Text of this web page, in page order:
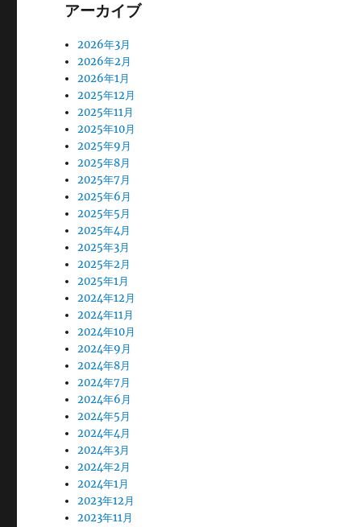
アーカイブ
2026年3月
2026年2月
2026年1月
2025年12月
2025年11月
2025年10月
2025年9月
2025年8月
2025年7月
2025年6月
2025年5月
2025年4月
2025年3月
2025年2月
2025年1月
2024年12月
2024年11月
2024年10月
2024年9月
2024年8月
2024年7月
2024年6月
2024年5月
2024年4月
2024年3月
2024年2月
2024年1月
2023年12月
2023年11月